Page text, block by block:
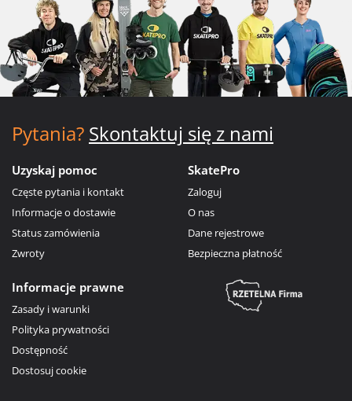
Pytania? Skontaktuj się z nami
Uzyskaj pomoc
Częste pytania i kontakt
Informacje o dostawie
Status zamówienia
Zwroty
SkatePro
Zaloguj
O nas
Dane rejestrowe
Bezpieczna płatność
Informacje prawne
Zasady i warunki
Polityka prywatności
Dostępność
Dostosuj cookie